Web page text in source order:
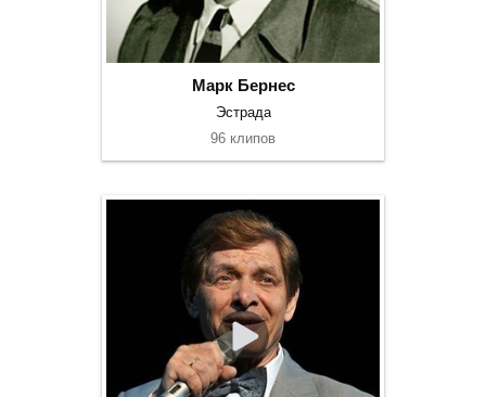
Марк Бернес
Эстрада
96 клипов